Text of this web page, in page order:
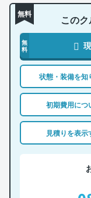
無料 この
無
料
状態・装備を知
初期費用につ
見積りを表示